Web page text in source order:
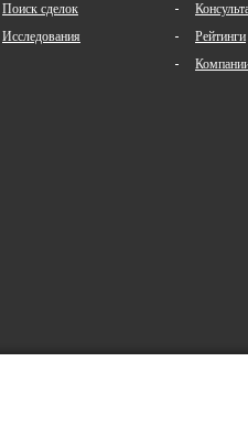
Поиск сделок
Исследования
Рейтинги